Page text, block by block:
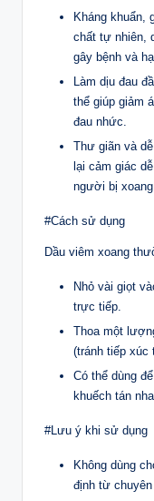
Kháng khuẩn,
chất tự nhiên,
gây bệnh và
Làm dịu đau
thể giúp giảm
đau nhức.
Thư giãn và
lại cảm giác
người bị xoang
#Cách sử dụng
Dầu viêm xoang
Nhỏ vài giọt
trực tiếp.
Thoa một
(tránh tiếp xúc
Có thể dùng
khuếch tán
#Lưu ý khi sử dụng
Không dùng
định từ chuyên